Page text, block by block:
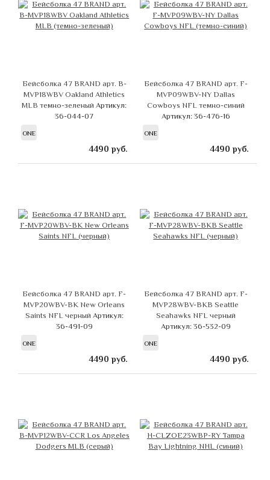
Бейсболка 47 BRAND арт. B-
MVP18WBV Oakland Athletics
MLB темно-зеленыйАртикул:
36-044-07
ONE
4490 руб.
Бейсболка 47 BRAND арт. F-
MVP09WBV-NY Dallas
Cowboys NFL темно-синий
Артикул: 36-476-16
ONE
4490 руб.
Бейсболка 47 BRAND арт. F-
MVP20WBV-BK New Orleans
Saints NFL черный Артикул:
36-491-09
ONE
4490 руб.
Бейсболка 47 BRAND арт. F-
MVP28WBV-BKB Seattle
Seahawks NFL черный
Артикул: 36-532-09
ONE
4490 руб.